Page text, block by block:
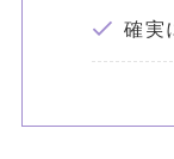
確実